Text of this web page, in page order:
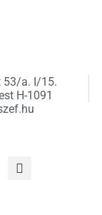
53/a. I/15.
H-1091